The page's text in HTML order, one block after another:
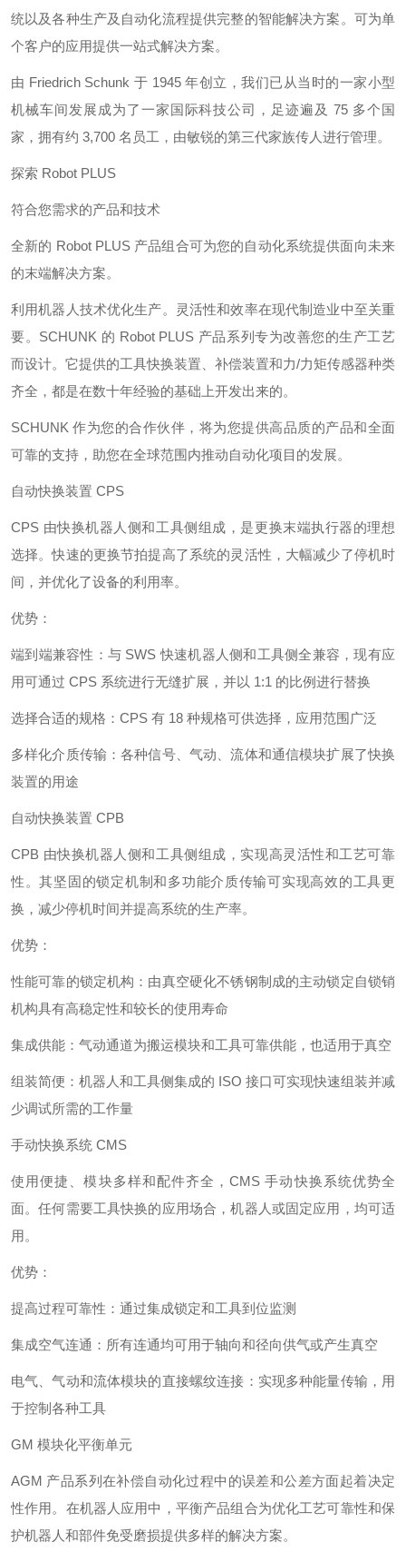
统以及各种生产及自动化流程提供完整的智能解决方案。可为单
个客户的应用提供一站式解决方案。
由 Friedrich Schunk 于 1945 年创立，我们已从当时的一家小型
机械车间发展成为了一家国际科技公司，足迹遍及 75 多个国
家，拥有约 3,700 名员工，由敏锐的第三代家族传人进行管理。
探索 Robot PLUS
符合您需求的产品和技术
全新的 Robot PLUS 产品组合可为您的自动化系统提供面向未来
的末端解决方案。
利用机器人技术优化生产。灵活性和效率在现代制造业中至关重
要。SCHUNK 的 Robot PLUS 产品系列专为改善您的生产工艺
而设计。它提供的工具快换装置、补偿装置和力/力矩传感器种类
齐全，都是在数十年经验的基础上开发出来的。
SCHUNK 作为您的合作伙伴，将为您提供高品质的产品和全面
可靠的支持，助您在全球范围内推动自动化项目的发展。
自动快换装置 CPS
CPS 由快换机器人侧和工具侧组成，是更换末端执行器的理想
选择。快速的更换节拍提高了系统的灵活性，大幅减少了停机时
间，并优化了设备的利用率。
优势：
端到端兼容性：与 SWS 快速机器人侧和工具侧全兼容，现有应
用可通过 CPS 系统进行无缝扩展，并以 1:1 的比例进行替换
选择合适的规格：CPS 有 18 种规格可供选择，应用范围广泛
多样化介质传输：各种信号、气动、流体和通信模块扩展了快换
装置的用途
自动快换装置 CPB
CPB 由快换机器人侧和工具侧组成，实现高灵活性和工艺可靠
性。其坚固的锁定机制和多功能介质传输可实现高效的工具更
换，减少停机时间并提高系统的生产率。
优势：
性能可靠的锁定机构：由真空硬化不锈钢制成的主动锁定自锁销
机构具有高稳定性和较长的使用寿命
集成供能：气动通道为搬运模块和工具可靠供能，也适用于真空
组装简便：机器人和工具侧集成的 ISO 接口可实现快速组装并减
少调试所需的工作量
手动快换系统 CMS
使用便捷、模块多样和配件齐全，CMS 手动快换系统优势全
面。任何需要工具快换的应用场合，机器人或固定应用，均可适
用。
优势：
提高过程可靠性：通过集成锁定和工具到位监测
集成空气连通：所有连通均可用于轴向和径向供气或产生真空
电气、气动和流体模块的直接螺纹连接：实现多种能量传输，用
于控制各种工具
GM 模块化平衡单元
AGM 产品系列在补偿自动化过程中的误差和公差方面起着决定
性作用。在机器人应用中，平衡产品组合为优化工艺可靠性和保
护机器人和部件免受磨损提供多样的解决方案。